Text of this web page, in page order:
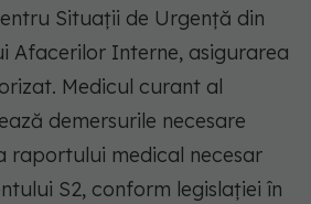
Situații de Urgență din
Afacerilor Interne, asigurarea
Medicul curant al
demersurile necesare
raportului medical necesar
S2, conform legislației în